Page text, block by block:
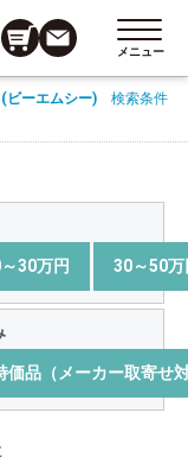
メニュー
ビーエムシー) 検索条件
30万円 30～50万
価品（メーカー取寄せ